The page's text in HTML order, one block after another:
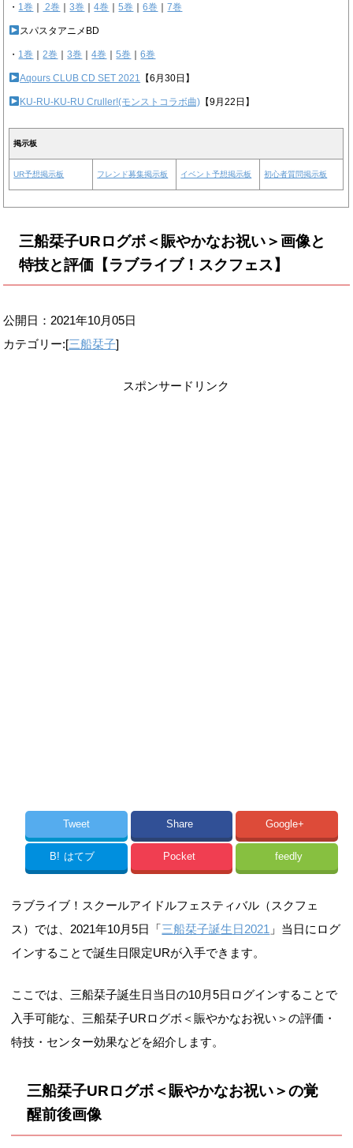
・ 1巻 2巻 ｜3巻 ｜4巻 ｜5巻 ｜6巻 ｜7巻
スパスタアニメBD
・ 1巻 ｜2巻 ｜3巻 ｜4巻 ｜5巻 ｜6巻
Aqours CLUB CD SET 2021 【6月30日】
KU-RU-KU-RU Cruller!(モンストコラボ曲) 【9月22日】
掲示板
UR予想掲示板 フレンド募集掲示板 イベント予想掲示板 初心者質問掲示板
三船栞子URログボ＜賑やかなお祝い＞画像と
特技と評価【ラブライブ！スクフェス】
公開日： 2021年10月05日
カテゴリー:[三船栞子]
スポンサードリンク
Tweet Share Google+
B! はてブ Pocket feedly
ラブライブ！スクールアイドルフェスティバル（スクフェ
ス）では、2021年10月5日「三船栞子誕生日2021 」当日にログ
インすることで誕生日限定URが入手できます。
ここでは、三船栞子誕生日当日の10月5日ログインすることで
入手可能な、三船栞子URログボ＜賑やかなお祝い＞の評価・
特技・センター効果などを紹介します。
三船栞子URログボ＜賑やかなお祝い＞の覚
醒前後画像